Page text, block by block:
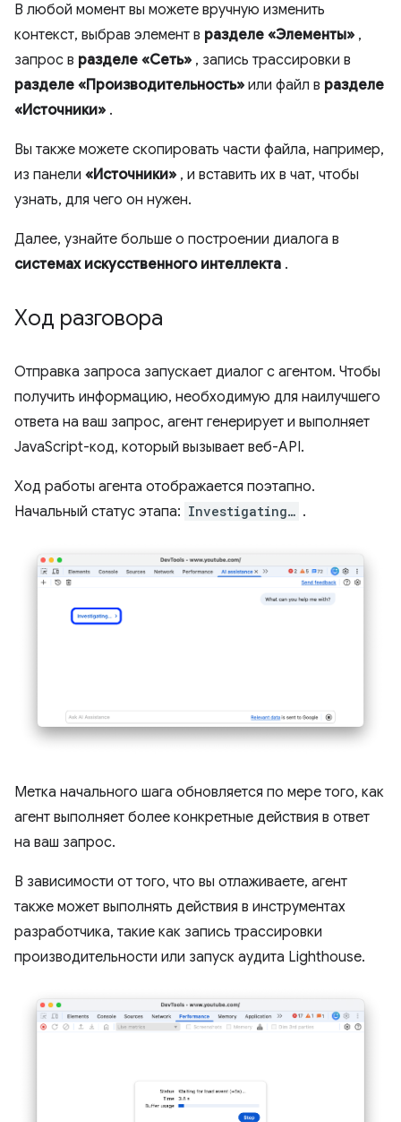
В любой момент вы можете вручную изменить
контекст, выбрав элемент в разделе «Элементы» ,
запрос в разделе «Сеть» , запись трассировки в
разделе «Производительность» или файл в разделе
«Источники» .
Вы также можете скопировать части файла, например,
из панели «Источники» , и вставить их в чат, чтобы
узнать, для чего он нужен.
Далее, узнайте больше о построении диалога в
системах искусственного интеллекта .
Ход разговора
Отправка запроса запускает диалог с агентом. Чтобы
получить информацию, необходимую для наилучшего
ответа на ваш запрос, агент генерирует и выполняет
JavaScript-код, который вызывает веб-API.
Ход работы агента отображается поэтапно.
Начальный статус этапа: Investigating… .
Метка начального шага обновляется по мере того, как
агент выполняет более конкретные действия в ответ
на ваш запрос.
В зависимости от того, что вы отлаживаете, агент
также может выполнять действия в инструментах
разработчика, такие как запись трассировки
производительности или запуск аудита Lighthouse.